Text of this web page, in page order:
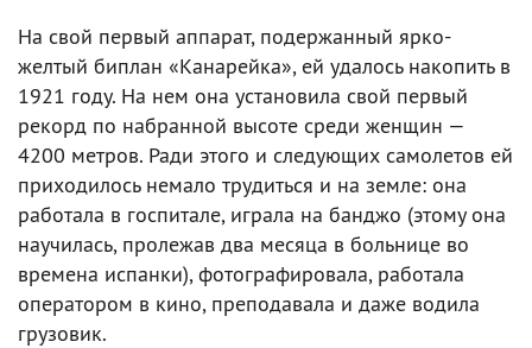
На свой первый аппарат, подержанный ярко-
желтый биплан «Канарейка», ей удалось накопить в
1921 году. На нем она установила свой первый
рекорд по набранной высоте среди женщин —
4200 метров. Ради этого и следующих самолетов ей
приходилось немало трудиться и на земле: она
работала в госпитале, играла на банджо (этому она
научилась, пролежав два месяца в больнице во
времена испанки), фотографировала, работала
оператором в кино, преподавала и даже водила
грузовик.